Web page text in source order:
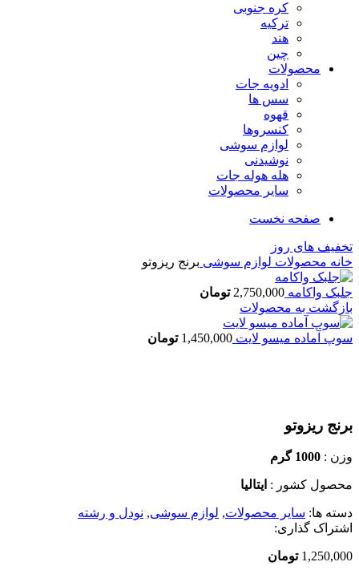
کره جنوبی
ترکیه
هند
چین
محصولات
ادویه جات
سس ها
قهوه
کنسروها
لوازم سوشی
نوشیدنی
هله هوله جات
سایر محصولات
صفحه نخست
تخفیف های روز
خانه محصولات لوازم سوشی برنج ریزوتو
جلبک واکامه 2,750,000 تومان
بازگشت به محصولات
سوپ آماده میسو لایت 1,450,000 تومان
برنج ریزوتو
وزن : 1000 گرم
محصول کشور : ایتالیا
دسته ها: سایر محصولات, لوازم سوشی, نودل و رشته
اشتراک گذاری:
1,250,000 تومان